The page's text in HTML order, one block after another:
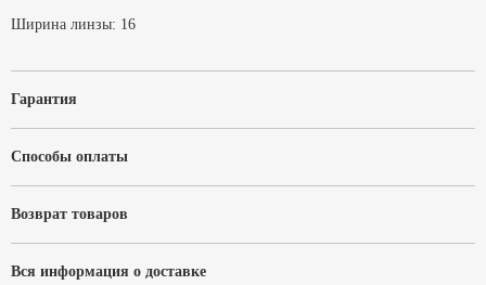
Ширина линзы: 16
Гарантия
Способы оплаты
Возврат товаров
Вся информация о доставке